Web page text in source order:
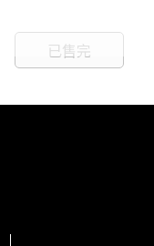
已售完